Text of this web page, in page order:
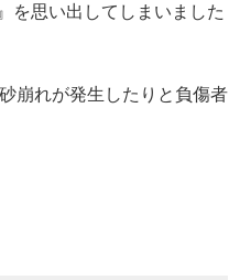
を思い出してしまいました
崩れが発生したりと負傷者